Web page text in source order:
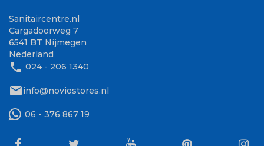
Sanitaircentre.nl
Cargadoorweg 7
6541 BT Nijmegen
Nederland
phone 024 - 206 1340
mailinfo@noviostores.nl
06 - 376 867 19